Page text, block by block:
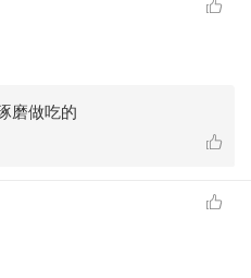
很高。
磨做吃的